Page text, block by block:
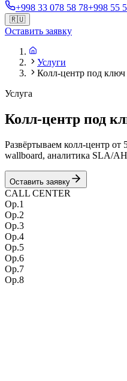
+998 33 078 58 78+998 55
🇷🇺
Оставить заявку
Услуги
Колл-центр под ключ
Услуга
Колл-центр под
Развёртываем колл-центр от
wallboard, аналитика SLA/
Оставить заявку
CALL CENTER
Op.1
Op.2
Op.3
Op.4
Op.5
Op.6
Op.7
Op.8